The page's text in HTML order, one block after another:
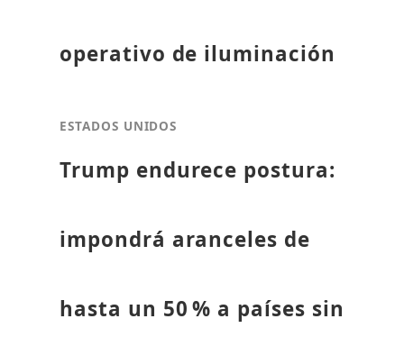
operativo de iluminación
ESTADOS UNIDOS
Trump endurece postura:
impondrá aranceles de
hasta un 50 % a países sin